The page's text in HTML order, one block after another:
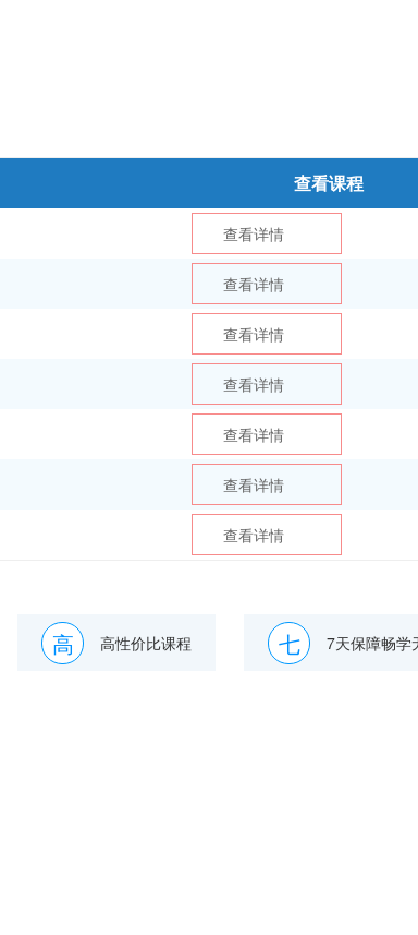
查看课程
查看详情
查看详情
查看详情
查看详情
查看详情
查看详情
查看详情
高 高性价比课程 七 7天保障畅学